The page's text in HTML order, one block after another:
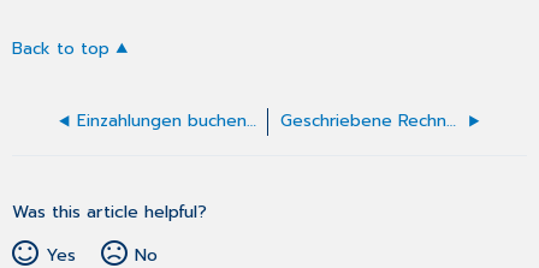
Back to top
Einzahlungen buchen (BG) Geschriebene Rechnung korrigieren und erneut drucken
Was this article helpful?
Yes
No